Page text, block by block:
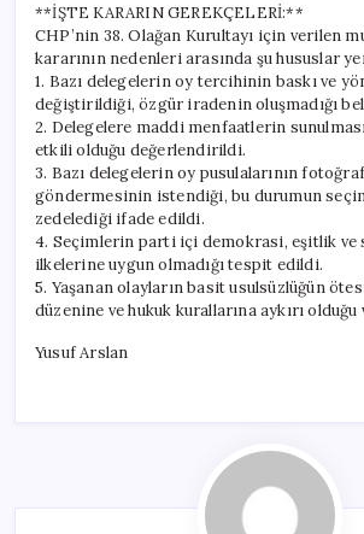
**İŞTE KARARIN GEREKÇELERİ:**
CHP’nin 38. Olağan Kurultayı için verilen
kararının nedenleri arasında şu hususlar
1. Bazı delegelerin oy tercihinin baskı ve
değiştirildiği, özgür iradenin oluşmadığı
2. Delegelere maddi menfaatlerin
etkili olduğu değerlendirildi.
3. Bazı delegelerin oy pusulalarının
göndermesinin istendiği, bu durumun
zedelediği ifade edildi.
4. Seçimlerin parti içi demokrasi, eşitlik ve
ilkelerine uygun olmadığı tespit edildi.
5. Yaşanan olayların basit usulsüzlüğün
düzenine ve hukuk kurallarına aykırı olduğu
Yusuf Arslan